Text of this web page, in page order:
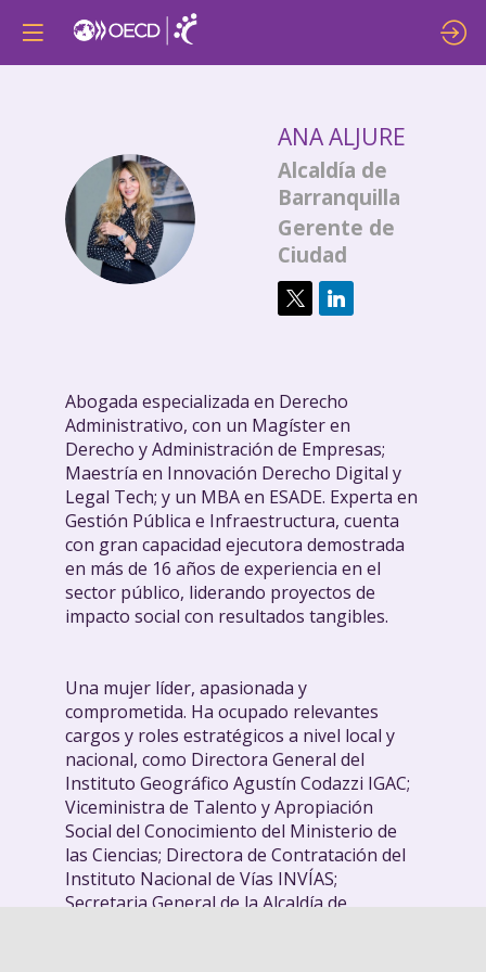
AA
ANAALJURE
Alcaldía de
Barranquilla
Gerente de
Ciudad
Abogada especializada en Derecho
Administrativo, con un Magíster en
Derecho y Administración de Empresas;
Maestría en Innovación Derecho Digital y
Legal Tech; y un MBA en ESADE. Experta en
Gestión Pública e Infraestructura, cuenta
con gran capacidad ejecutora demostrada
en más de 16 años de experiencia en el
sector público, liderando proyectos de
impacto social con resultados tangibles.
Una mujer líder, apasionada y
comprometida. Ha ocupado relevantes
cargos y roles estratégicos a nivel local y
nacional, como Directora General del
Instituto Geográfico Agustín Codazzi IGAC;
Viceministra de Talento y Apropiación
Social del Conocimiento del Ministerio de
las Ciencias; Directora de Contratación del
Instituto Nacional de Vías INVÍAS;
Secretaria General de la Alcaldía de